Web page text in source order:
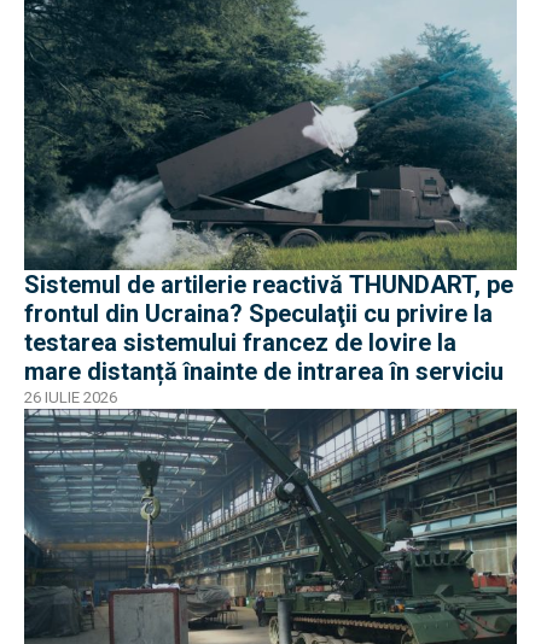
Sistemul de artilerie reactivă THUNDART, pe
frontul din Ucraina? Speculaţii cu privire la
testarea sistemului francez de lovire la
mare distanță înainte de intrarea în serviciu
26 IULIE 2026